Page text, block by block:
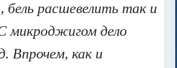
бель расшевелить так и
микроджигом дело
Впрочем, как и